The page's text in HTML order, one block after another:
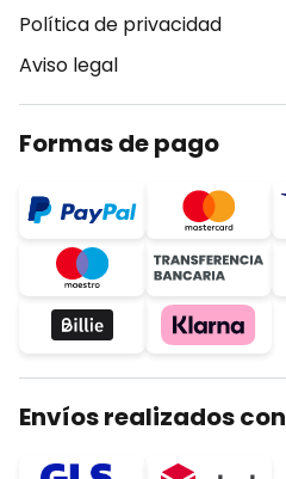
Política de privacidad
Aviso legal
Formas de pago
Envíos realizados con